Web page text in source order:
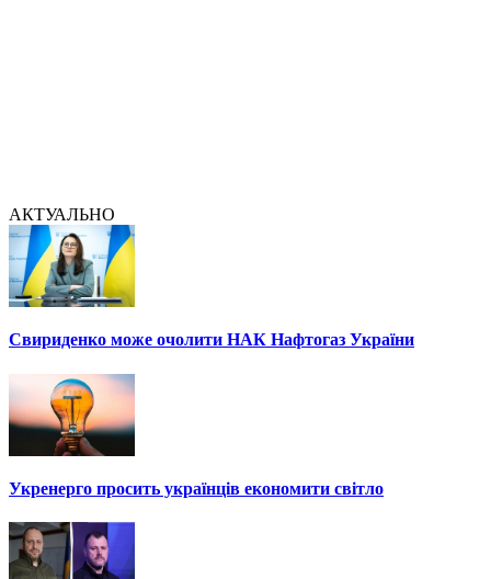
АКТУАЛЬНО
Свириденко може очолити НАК Нафтогаз України
Укренерго просить українців економити світло